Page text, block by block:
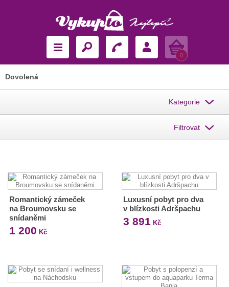
Košík
0
Dovolená
Kategorie
Filtrovat
Romantický zámeček
na Broumovsku se
snídaněmi
1 200 Kč
Luxusní pobyt pro dva
v blízkosti Adršpachu
3 891 Kč